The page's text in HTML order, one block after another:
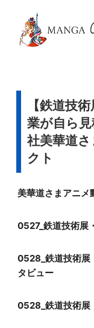
【鉄道技
業が自ら
社美華道
クト
YouTubeで見る
美華道さまアニメ
YouTubeで見る
0527_鉄道技術展
YouTubeで見る
0528_鉄道技術展
タビュー
YouTubeで見る
0528_鉄道技術展